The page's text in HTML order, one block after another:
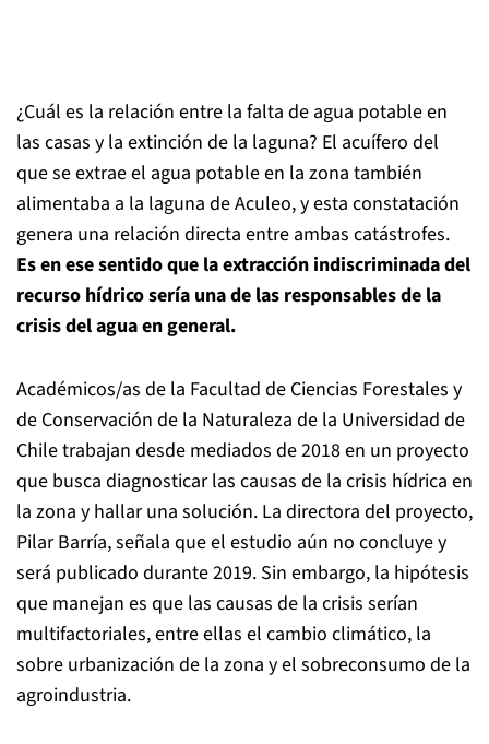
¿Cuál es la relación entre la falta de agua potable en
las casas y la extinción de la laguna? El acuífero del
que se extrae el agua potable en la zona también
alimentaba a la laguna de Aculeo, y esta constatación
genera una relación directa entre ambas catástrofes.
Es en ese sentido que la extracción indiscriminada del
recurso hídrico sería una de las responsables de la
crisis del agua en general.
Académicos/as de la Facultad de Ciencias Forestales y
de Conservación de la Naturaleza de la Universidad de
Chile trabajan desde mediados de 2018 en un proyecto
que busca diagnosticar las causas de la crisis hídrica en
la zona y hallar una solución. La directora del proyecto,
Pilar Barría, señala que el estudio aún no concluye y
será publicado durante 2019. Sin embargo, la hipótesis
que manejan es que las causas de la crisis serían
multifactoriales, entre ellas el cambio climático, la
sobre urbanización de la zona y el sobreconsumo de la
agroindustria.